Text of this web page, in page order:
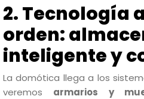
2. Tecnología
orden:
inteligente y
La domótica llega a los
veremos armarios y